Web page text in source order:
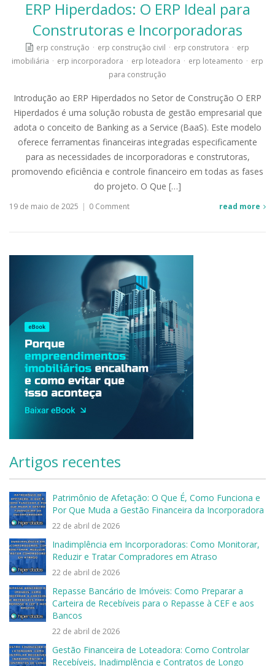
ERP Hiperdados: O ERP Ideal para
Construtoras e Incorporadoras
erp construção · erp construção civil · erp construtora · erp
imobiliária · erp incorporadora · erp loteadora · erp loteamento · erp
para construção
Introdução ao ERP Hiperdados no Setor de Construção O ERP
Hiperdados é uma solução robusta de gestão empresarial que
adota o conceito de Banking as a Service (BaaS). Este modelo
oferece ferramentas financeiras integradas especificamente
para as necessidades de incorporadoras e construtoras,
promovendo eficiência e controle financeiro em todas as fases
do projeto. O Que […]
19 de maio de 2025 | 0 Comment read more
Artigos recentes
Patrimônio de Afetação: O Que É, Como Funciona e
Por Que Muda a Gestão Financeira da Incorporadora
22 de abril de 2026
Inadimplência em Incorporadoras: Como Monitorar,
Reduzir e Tratar Compradores em Atraso
22 de abril de 2026
Repasse Bancário de Imóveis: Como Preparar a
Carteira de Recebíveis para o Repasse à CEF e aos
Bancos
22 de abril de 2026
Gestão Financeira de Loteadora: Como Controlar
Recebíveis, Inadimplência e Contratos de Longo